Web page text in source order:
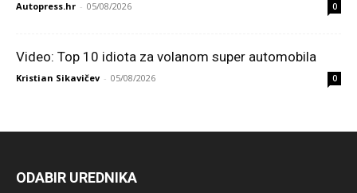
Autopress.hr - 05/08/2026 0
Video: Top 10 idiota za volanom super automobila
Kristian Sikavičev - 05/08/2026 0
ODABIR UREDNIKA